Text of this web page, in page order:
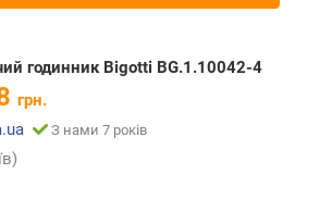
годинник Bigotti BG.1.10042-4
грн.
З нами 7 років